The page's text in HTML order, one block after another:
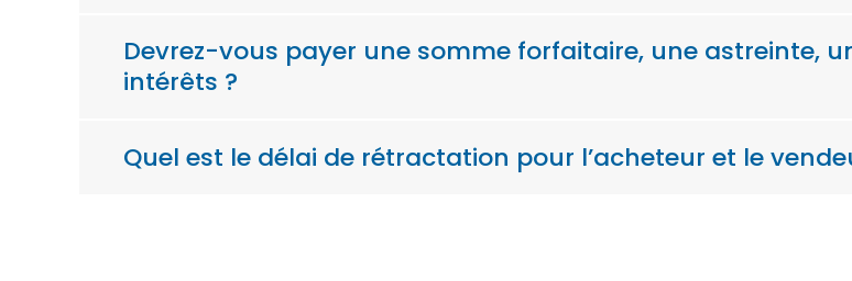
Devrez-vous payer une somme forfaitaire, une astreinte,
intérêts ?
Quel est le délai de rétractation pour l’acheteur et le